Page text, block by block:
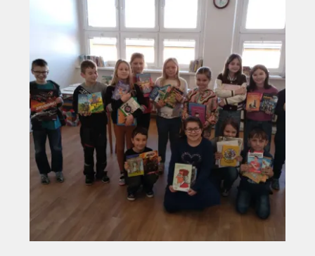
Vyhledávání na webu